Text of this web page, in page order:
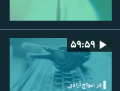
۵۹:۵۹